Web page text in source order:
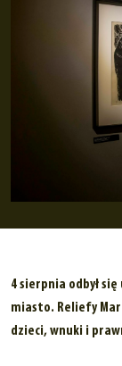
4 sierpnia odbył
miasto. Reliefy
dzieci, wnuki i